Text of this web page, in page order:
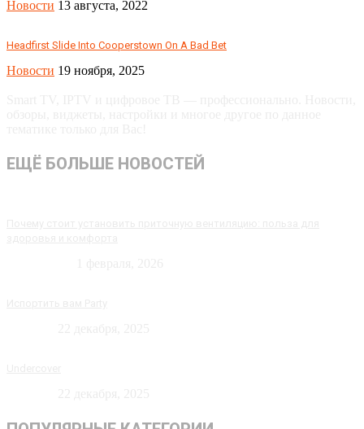
Новости 13 августа, 2022
Headfirst Slide Into Cooperstown On A Bad Bet
Новости 19 ноября, 2025
ЕЩЁ БОЛЬШЕ НОВОСТЕЙ